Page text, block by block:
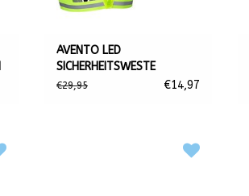
AVENTO LED
SICHERHEITSWESTE
€29,95 €14,97